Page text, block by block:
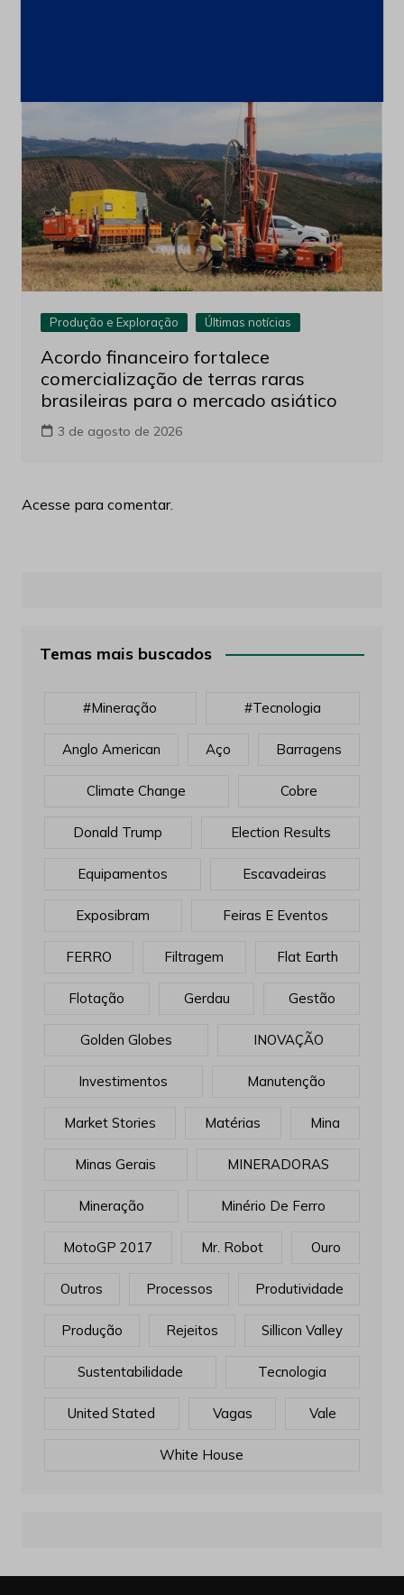
Produção e Exploração Últimas notícias
Acordo financeiro fortalece
comercialização de terras raras
brasileiras para o mercado asiático
3 de agosto de 2026
Acesse para comentar.
Temas mais buscados
#mineração #tecnologia
Anglo American Aço Barragens
Climate Change Cobre
Donald Trump Election Results
Equipamentos Escavadeiras
Exposibram Feiras E Eventos
FERRO Filtragem Flat Earth
Flotação Gerdau Gestão
Golden Globes INOVAÇÃO
Investimentos Manutenção
Market Stories Matérias Mina
Minas Gerais MINERADORAS
Mineração Minério De Ferro
MotoGP 2017 Mr. Robot Ouro
Outros Processos Produtividade
Produção Rejeitos Sillicon Valley
Sustentabilidade Tecnologia
United Stated Vagas Vale
White House